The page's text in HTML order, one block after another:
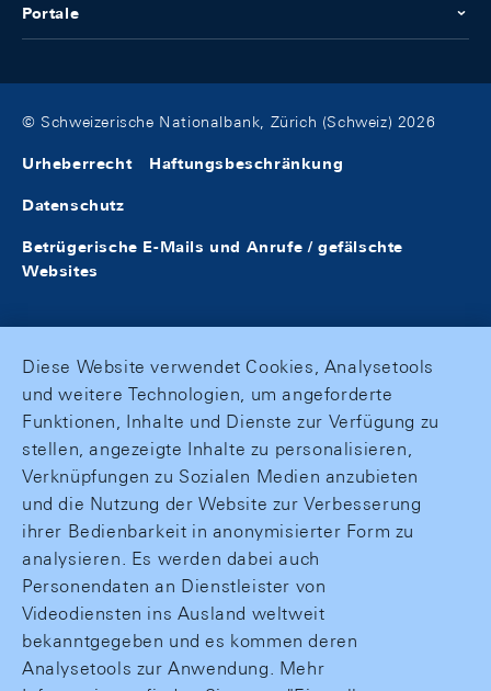
Portale
© Schweizerische Nationalbank, Zürich (Schweiz) 2026
Urheberrecht Haftungsbeschränkung
Datenschutz
Betrügerische E-Mails und Anrufe / gefälschte
Websites
Diese Website verwendet Cookies, Analysetools
und weitere Technologien, um angeforderte
Funktionen, Inhalte und Dienste zur Verfügung zu
stellen, angezeigte Inhalte zu personalisieren,
Verknüpfungen zu Sozialen Medien anzubieten
und die Nutzung der Website zur Verbesserung
ihrer Bedienbarkeit in anonymisierter Form zu
analysieren. Es werden dabei auch
Personendaten an Dienstleister von
Videodiensten ins Ausland weltweit
bekanntgegeben und es kommen deren
Analysetools zur Anwendung. Mehr